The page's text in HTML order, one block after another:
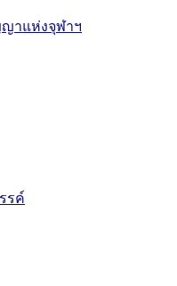
าแห่งจุฬาฯ
รค์